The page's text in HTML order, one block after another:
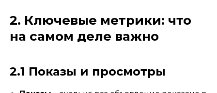
2. Ключевые метрики: что
на самом деле важно
2.1 Показы и просмотры